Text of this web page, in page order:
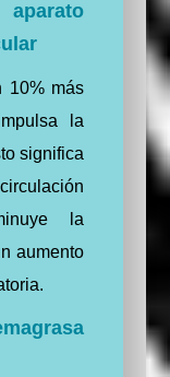
10% más
la
significa
la
aumento